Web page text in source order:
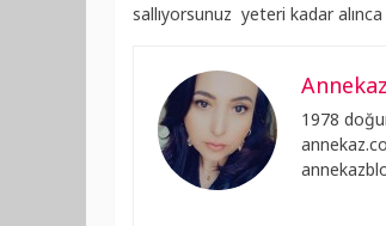
sallıyorsunuz yeteri kadar
Annekaz
1978